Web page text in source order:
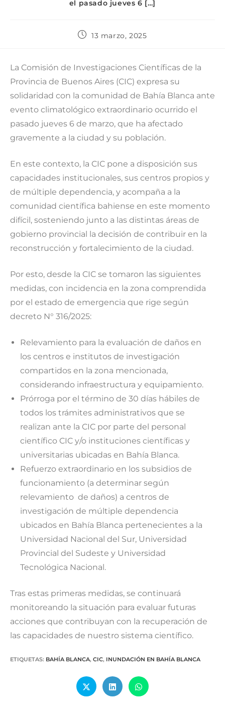
el pasado jueves 6 […]
13 marzo, 2025
La Comisión de Investigaciones Científicas de la
Provincia de Buenos Aires (CIC) expresa su
solidaridad con la comunidad de Bahía Blanca ante
evento climatológico extraordinario ocurrido el
pasado jueves 6 de marzo, que ha afectado
gravemente a la ciudad y su población.
En este contexto, la CIC pone a disposición sus
capacidades institucionales, sus centros propios y
de múltiple dependencia, y acompaña a la
comunidad científica bahiense en este momento
difícil, sosteniendo junto a las distintas áreas de
gobierno provincial la decisión de contribuir en la
reconstrucción y fortalecimiento de la ciudad.
Por esto, desde la CIC se tomaron las siguientes
medidas, con incidencia en la zona comprendida
por el estado de emergencia que rige según
decreto N° 316/2025:
Relevamiento para la evaluación de daños en
los centros e institutos de investigación
compartidos en la zona mencionada,
considerando infraestructura y equipamiento.
Prórroga por el término de 30 días hábiles de
todos los trámites administrativos que se
realizan ante la CIC por parte del personal
científico CIC y/o instituciones científicas y
universitarias ubicadas en Bahía Blanca.
Refuerzo extraordinario en los subsidios de
funcionamiento (a determinar según
relevamiento de daños) a centros de
investigación de múltiple dependencia
ubicados en Bahía Blanca pertenecientes a la
Universidad Nacional del Sur, Universidad
Provincial del Sudeste y Universidad
Tecnológica Nacional.
Tras estas primeras medidas, se continuará
monitoreando la situación para evaluar futuras
acciones que contribuyan con la recuperación de
las capacidades de nuestro sistema científico.
ETIQUETAS: BAHÍA BLANCA, CIC, INUNDACIÓN EN BAHÍA BLANCA